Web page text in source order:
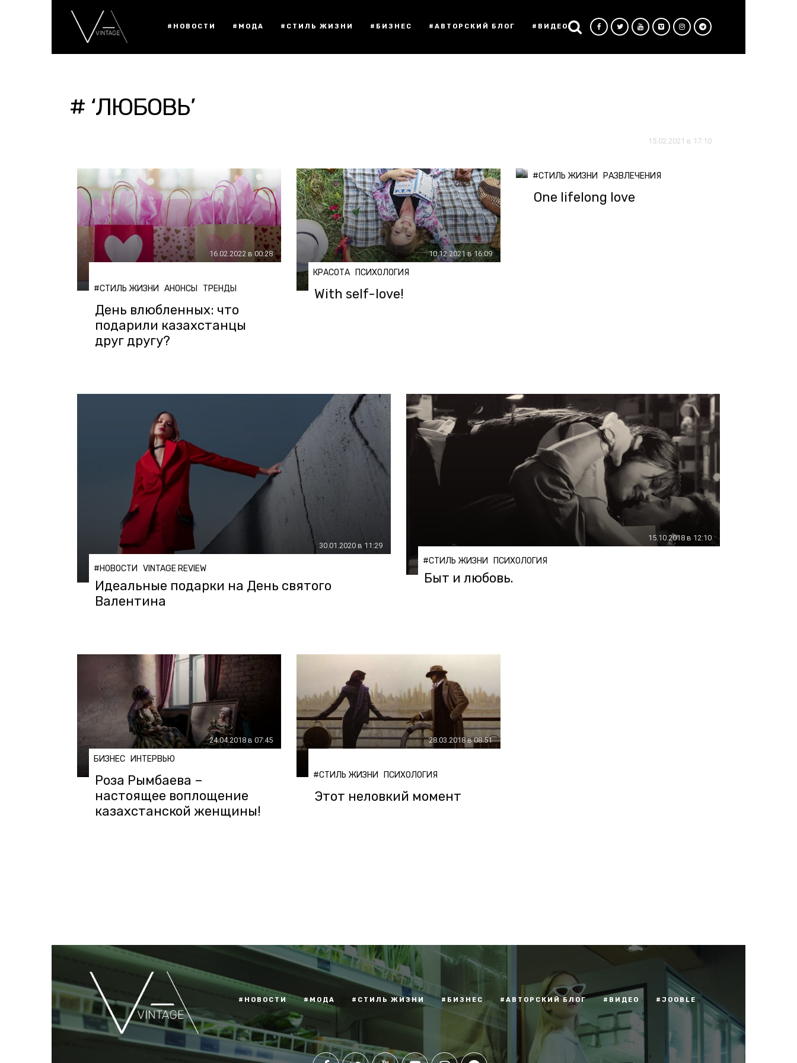
#НОВОСТИ #МОДА #СТИЛЬ ЖИЗНИ #БИЗНЕС #АВТОРСКИЙ БЛОГ #ВИДЕО
# ‘ЛЮБОВЬ’
16.02.2022 в 00:28
#СТИЛЬ ЖИЗНИ АНОНСЫ ТРЕНДЫ
День влюбленных: что
подарили казахстанцы
друг другу?
10.12.2021 в 16:09
КРАСОТА ПСИХОЛОГИЯ
With self-love!
15.02.2021 в 17:10
#СТИЛЬ ЖИЗНИ РАЗВЛЕЧЕНИЯ
One lifelong love
30.01.2020 в 11:29
#НОВОСТИ VINTAGE REVIEW
Идеальные подарки на День святого
Валентина
15.10.2018 в 12:10
#СТИЛЬ ЖИЗНИ ПСИХОЛОГИЯ
Быт и любовь.
24.04.2018 в 07:45
БИЗНЕС ИНТЕРВЬЮ
Роза Рымбаева –
настоящее воплощение
казахстанской женщины!
28.03.2018 в 08:51
#СТИЛЬ ЖИЗНИ ПСИХОЛОГИЯ
Этот неловкий момент
#НОВОСТИ #МОДА #СТИЛЬ ЖИЗНИ #БИЗНЕС #АВТОРСКИЙ БЛОГ #ВИДЕО #JOOBLE